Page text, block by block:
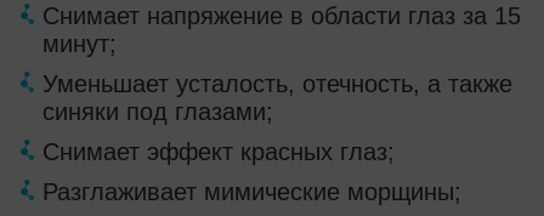
Снимает напряжение в области глаз за 15
минут;
Уменьшает усталость, отечность, а также
синяки под глазами;
Снимает эффект красных глаз;
Разглаживает мимические морщины;